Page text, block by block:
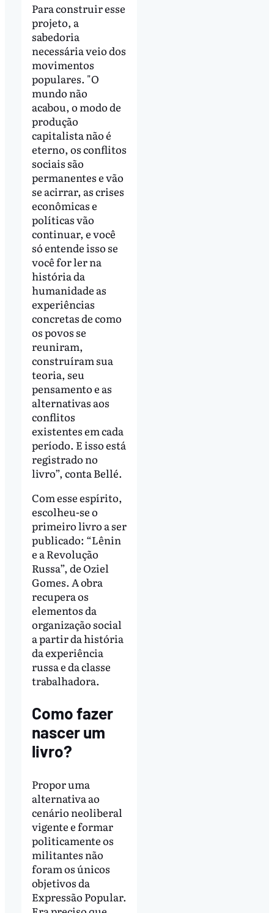
Para construir esse
projeto, a
sabedoria
necessária veio dos
movimentos
populares. "O
mundo não
acabou, o modo de
produção
capitalista não é
eterno, os conflitos
sociais são
permanentes e vão
se acirrar, as crises
econômicas e
políticas vão
continuar, e você
só entende isso se
você for ler na
história da
humanidade as
experiências
concretas de como
os povos se
reuniram,
construíram sua
teoria, seu
pensamento e as
alternativas aos
conflitos
existentes em cada
período. E isso está
registrado no
livro”, conta Bellé.
Com esse espírito,
escolheu-se o
primeiro livro a ser
publicado: “Lênin
e a Revolução
Russa”, de Oziel
Gomes. A obra
recupera os
elementos da
organização social
a partir da história
da experiência
russa e da classe
trabalhadora.
Como fazer
nascer um
livro?
Propor uma
alternativa ao
cenário neoliberal
vigente e formar
politicamente os
militantes não
foram os únicos
objetivos da
Expressão Popular.